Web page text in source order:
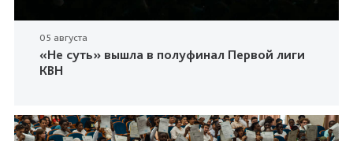
05 августа
«Не суть» вышла в полуфинал Первой лиги
КВН